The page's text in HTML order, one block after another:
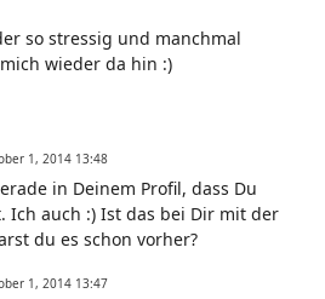
so stressig und manchmal
wieder da hin :)
1, 2014 13:48
in Deinem Profil, dass Du
Ich auch :) Ist das bei Dir mit der
du es schon vorher?
1, 2014 13:47